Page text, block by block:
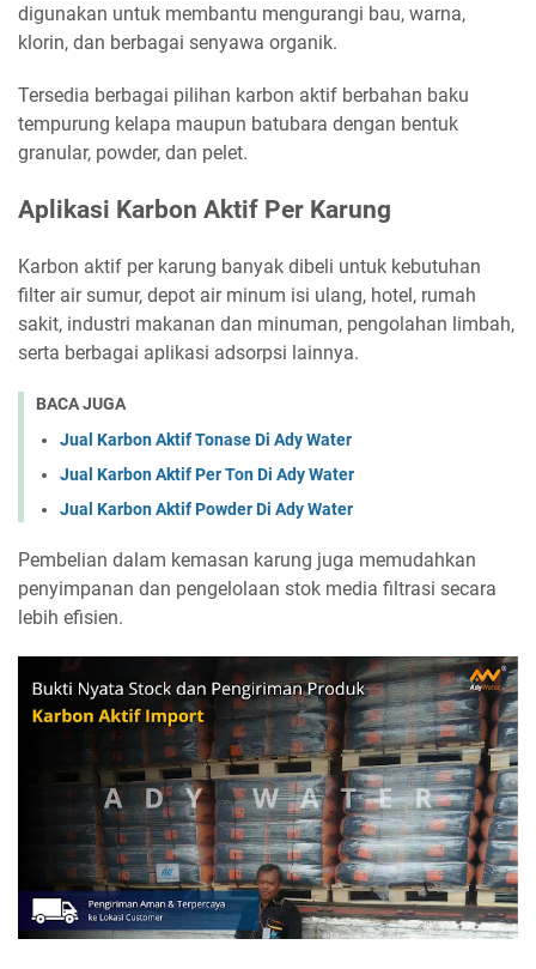
digunakan untuk membantu mengurangi bau, warna,
klorin, dan berbagai senyawa organik.
Tersedia berbagai pilihan karbon aktif berbahan baku
tempurung kelapa maupun batubara dengan bentuk
granular, powder, dan pelet.
Aplikasi Karbon Aktif Per Karung
Karbon aktif per karung banyak dibeli untuk kebutuhan
filter air sumur, depot air minum isi ulang, hotel, rumah
sakit, industri makanan dan minuman, pengolahan limbah,
serta berbagai aplikasi adsorpsi lainnya.
BACA JUGA
Jual Karbon Aktif Tonase Di Ady Water
Jual Karbon Aktif Per Ton Di Ady Water
Jual Karbon Aktif Powder Di Ady Water
Pembelian dalam kemasan karung juga memudahkan
penyimpanan dan pengelolaan stok media filtrasi secara
lebih efisien.